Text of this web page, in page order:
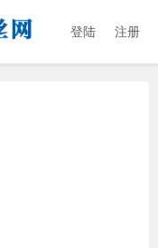
登陆 注册